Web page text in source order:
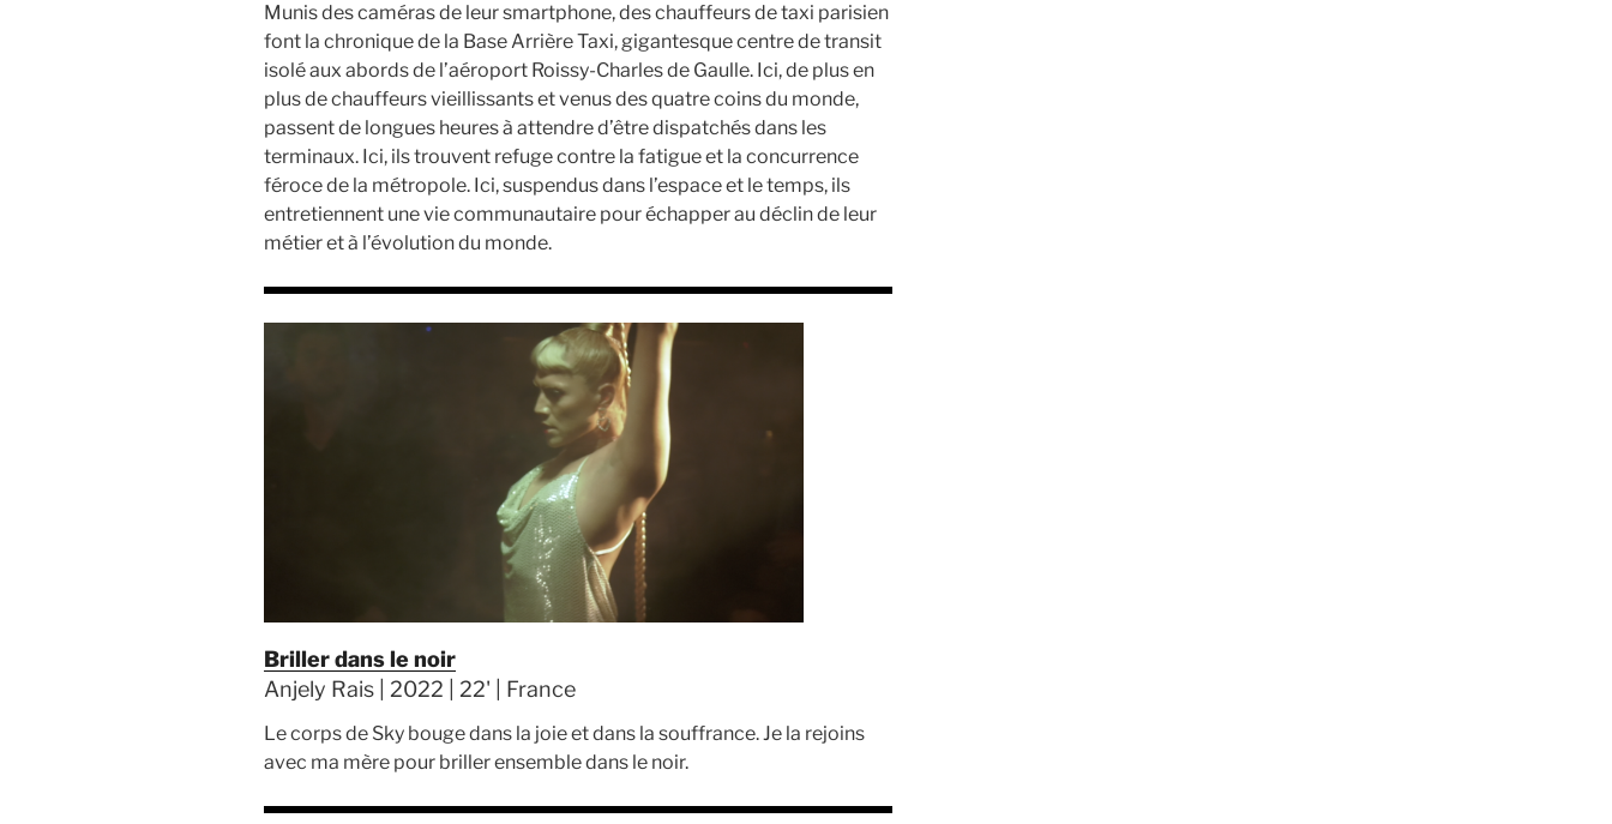
Munis des caméras de leur smartphone, des chauffeurs de taxi parisien
font la chronique de la Base Arrière Taxi, gigantesque centre de transit
isolé aux abords de l’aéroport Roissy-Charles de Gaulle. Ici, de plus en
plus de chauffeurs vieillissants et venus des quatre coins du monde,
passent de longues heures à attendre d’être dispatchés dans les
terminaux. Ici, ils trouvent refuge contre la fatigue et la concurrence
féroce de la métropole. Ici, suspendus dans l’espace et le temps, ils
entretiennent une vie communautaire pour échapper au déclin de leur
métier et à l’évolution du monde.
Briller dans le noir
Anjely Rais | 2022 | 22' | France
Le corps de Sky bouge dans la joie et dans la souffrance. Je la rejoins
avec ma mère pour briller ensemble dans le noir.